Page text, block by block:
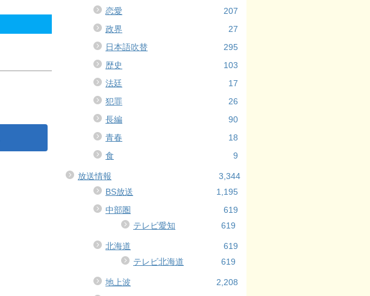
恋愛
207
政界
27
日本語吹替
295
歴史
103
法廷
17
犯罪
26
長編
90
青春
18
食
9
放送情報
3,344
BS放送
1,195
中部圏
619
テレビ愛知
619
北海道
619
テレビ北海道
619
地上波
2,208